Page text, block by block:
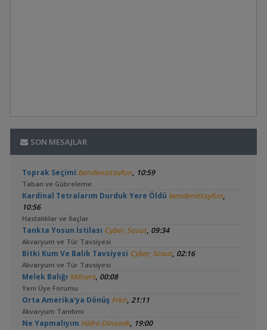
SON MESAJLAR
Toprak Seçimi bendeniztayfun, 10:59
Taban ve Gübreleme
Kardinal Tetralarım Durduk Yere Öldü bendeniztayfun,
10:56
Hastalıklar ve İlaçlar
Tankta Yosun İstilası Cyber_Scout, 09:34
Akvaryum ve Tür Tavsiyesi
Bitki Kum Ve Balık Tavsiyesi Cyber_Scout, 02:16
Akvaryum ve Tür Tavsiyesi
Melek Balığı Milners, 00:08
Yeni Üye Forumu
Orta Amerika'ya Dönüş Frkn, 21:11
Akvaryum Tanıtımı
Ne Yapmalıyım Hidro Dinamik, 19:00